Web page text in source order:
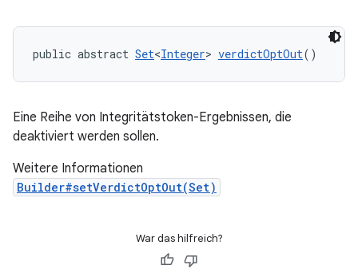
public abstract Set<Integer> verdictOptOut()
Eine Reihe von Integritätstoken-Ergebnissen, die
deaktiviert werden sollen.
Weitere Informationen
Builder#setVerdictOptOut(Set)
War das hilfreich?